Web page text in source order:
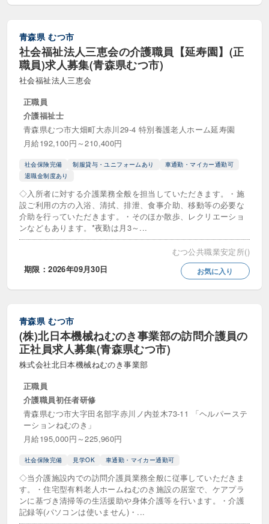
児童発達支援管理責任者（児発管）
医療ソーシャルワーカー
教員・専任教員・講師 生活指導員
生活支援員
生活相談員・ソーシャルワーカー
登録ヘルパー 相談支援員
福祉用具専門相談員
訪問介護員・ヘルパー
役職等
勤務・休日
8時間勤務 シフト制 シフト相談可
スキマ時間勤務 交代制
午前のみ勤務
即日勤務歓迎 土日休み 土日祝休み
土曜のみ 夕方から・夕方のみ勤務可
夜勤専従・夜勤のみ 常勤・夜勤あり
平日のみ勤務 年間休日110日以上
年間休日120日以上
青森県 むつ市
社会福祉法人三恵会の介護職員【延寿園】(正
職員)求人募集(青森県むつ市)
社会福祉法人三恵会
正職員
介護福祉士
青森県むつ市大畑町大赤川29-4 特別養護老人ホーム延寿園
月給192,100円～210,400円
社会保険完備 制服貸与・ユニフォームあり
車通勤・マイカー通勤可
退職金制度あり
◇入所者に対する介護業務全般を担当していただきます。・施
設ご利用の方の入浴、清拭、排泄、食事介助、移動等の必要な
介助を行っていただきます。・そのほか散歩、レクリエーショ
ンなどもあります。*夜勤は月3～...
むつ公共職業安定所()
期限：2026年09月30日
お気に入り
青森県 むつ市
(株)北日本機械ねむのき事業部の訪問介護員の
正社員求人募集(青森県むつ市)
株式会社北日本機械ねむのき事業部
正職員
介護職員初任者研修
青森県むつ市大字田名部字赤川ノ内並木73-11 「ヘルパーステ
ーションねむのき」
月給195,000円～225,960円
社会保険完備 見学OK 車通勤・マイカー通勤可
◇当介護施設内での訪問介護員業務全般に従事していただきま
す。・住宅型有料老人ホームねむのき施設の居室で、ケアプラ
ンに基づき清掃等の生活援助や身体介護等を行います。・介護
記録等(パソコンは使いません)・...